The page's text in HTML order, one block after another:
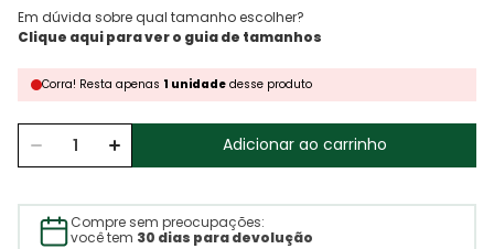
Em dúvida sobre qual tamanho escolher?
Corra! Resta apenas 1 unidade desse produto
Adicionar ao carrinho
Compre sem preocupações:
você tem 30 dias para devolução